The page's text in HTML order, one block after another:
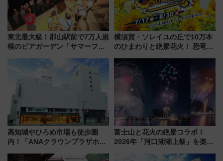
東北最大級！郡山駅前で7万人規
模のビアガーデン「サマーフェ
7/24-26開催！ 有料席はJRE
MALLで予約可能
横須賀・ソレイユの丘で10万本
のひまわりと絶景花火！ 恐竜や
帰りお出かけ最新情報（2026年
7月17日～開催）
高知城やひろめ市場も徒歩圏
内！「ANAクラウンプラザホテ
富士山と花火の絶景コラボ！
2026年「河口湖湖上祭」を楽し